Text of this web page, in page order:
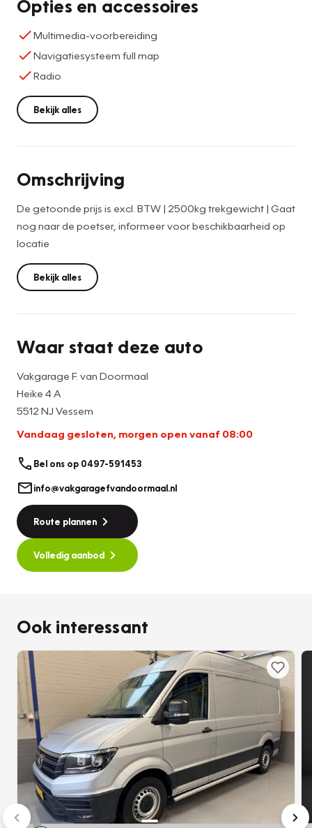
Opties en accessoires
Multimedia-voorbereiding
Navigatiesysteem full map
Radio
Bekijk alles
Omschrijving
De getoonde prijs is excl. BTW | 2500kg trekgewicht | Gaat
nog naar de poetser, informeer voor beschikbaarheid op
locatie
Bekijk alles
Waar staat deze auto
Vakgarage F. van Doormaal
Heike 4 A
5512 NJ Vessem
Vandaag gesloten, morgen open vanaf 08:00
Bel ons op 0497-591453
info@vakgaragefvandoormaal.nl
Route plannen
Volledig aanbod
Ook interessant